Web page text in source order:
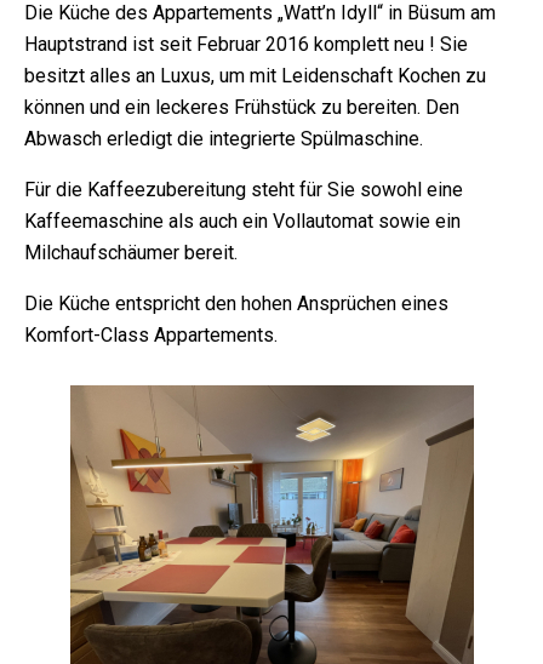
Die Küche des Appartements „Watt’n Idyll“ in Büsum am
Hauptstrand ist seit Februar 2016 komplett neu ! Sie
besitzt alles an Luxus, um mit Leidenschaft Kochen zu
können und ein leckeres Frühstück zu bereiten. Den
Abwasch erledigt die integrierte Spülmaschine.
Für die Kaffeezubereitung steht für Sie sowohl eine
Kaffeemaschine als auch ein Vollautomat sowie ein
Milchaufschäumer bereit.
Die Küche entspricht den hohen Ansprüchen eines
Komfort-Class Appartements.